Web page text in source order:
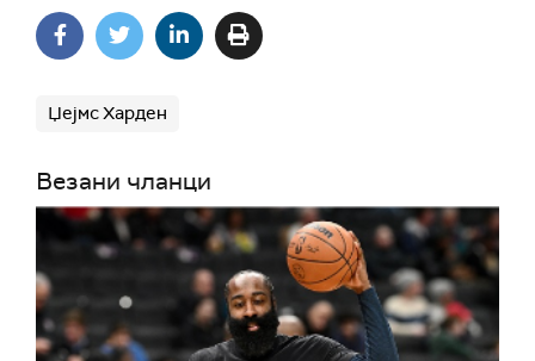
Џејмс Харден
Везани чланци